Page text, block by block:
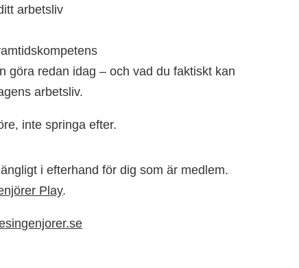
arbetsliv
göra redan idag – och vad du faktiskt kan
arbetsliv.
inte springa efter.
i efterhand för dig som är medlem.
Play.